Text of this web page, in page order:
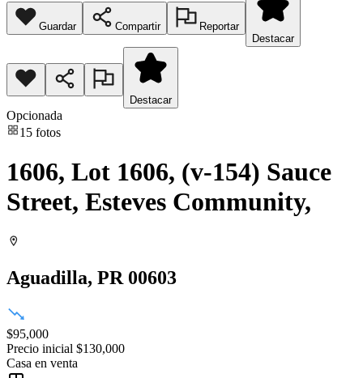
Guardar Compartir
Reportar
Destacar
Destacar
Opcionada
15 fotos
1606, Lot 1606, (v-154) Sauce
Street, Esteves Community,
Aguadilla, PR 00603
$95,000
Precio inicial $130,000
Casa en venta